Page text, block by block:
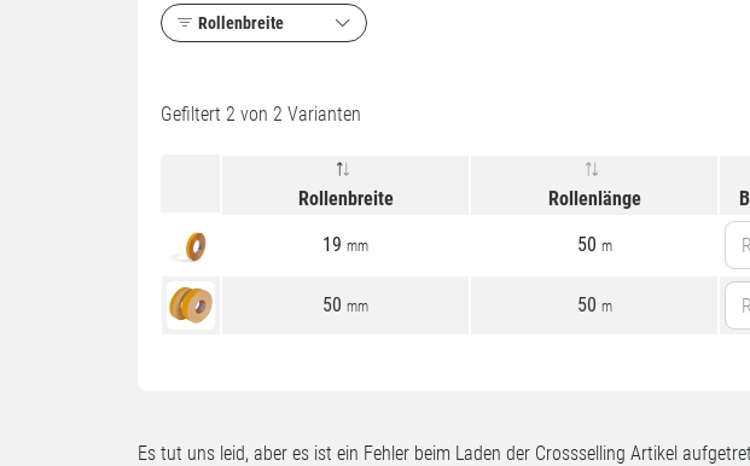
Rollenbreite
Gefiltert 2 von 2 Varianten
Rollenbreite Rollenlänge
19 mm 50 m
50 mm 50 m
Es tut uns leid, aber es ist ein Fehler beim Laden der Crossselling Artikel